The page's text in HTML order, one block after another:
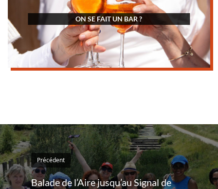
ON SE FAIT UN BAR ?
Précédent
Balade de l’Aire jusqu’au Signal de